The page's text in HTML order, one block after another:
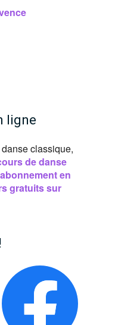
ligne
classique,
de danse
abonnement en
gratuits sur